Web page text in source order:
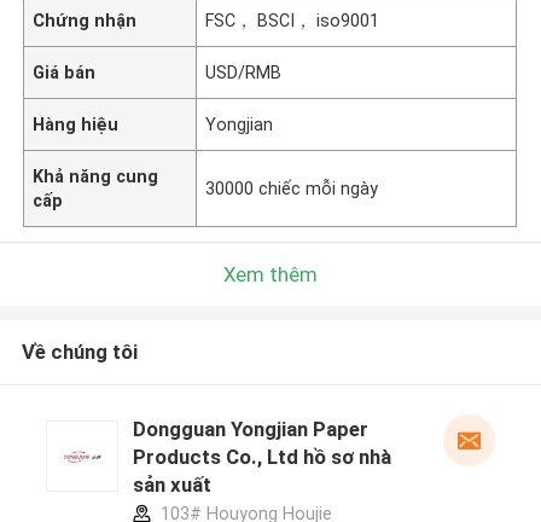
Chứng nhận FSC， BSCI， iso9001
Giá bán USD/RMB
Hàng hiệu Yongjian
Khả năng cung
cấp
30000 chiếc mỗi ngày
Xem thêm
Về chúng tôi
Dongguan Yongjian Paper
Products Co., Ltd hồ sơ nhà
sản xuất
103# Houyong Houjie